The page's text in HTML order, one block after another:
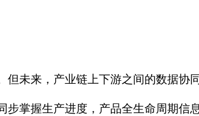
未来，产业链上下游之间的数据协
掌握生产进度，产品全生命周期信